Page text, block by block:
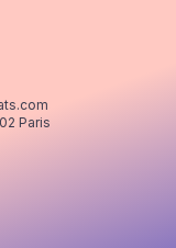
Paris